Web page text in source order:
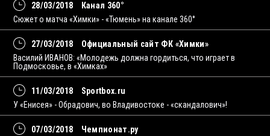
28/03/2018
Канал 360°
Сюжет о матча «Химки» - «Тюмень» на канале 360°
27/03/2018
Официальный сайт ФК «Химки»
Василий ИВАНОВ: «Молодежь должна гордиться, что играет в
Подмосковье, в «Химках»
11/03/2018
Sportbox.ru
У «Енисея» - Обрадович, во Владивостоке - «скандалович»!
07/03/2018
Чемпионат.ру